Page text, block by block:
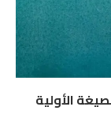
الأولية